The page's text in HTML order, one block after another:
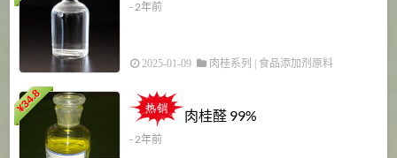
- 2年前
2025-01-09 肉桂系列 食品添加剂原料
¥
34.8
肉桂醛 99%
- 2年前